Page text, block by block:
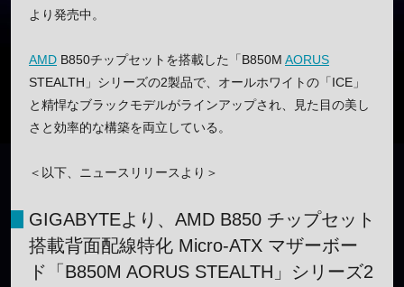
より発売中。
AMD B850チップセットを搭載した「B850M AORUS
STEALTH」シリーズの2製品で、オールホワイトの「ICE」
と精悍なブラックモデルがラインアップされ、見た目の美し
さと効率的な構築を両立している。
＜以下、ニュースリリースより＞
GIGABYTEより、AMD B850 チップセット
搭載背面配線特化 Micro-ATX マザーボー
ド「B850M AORUS STEALTH」シリーズ2